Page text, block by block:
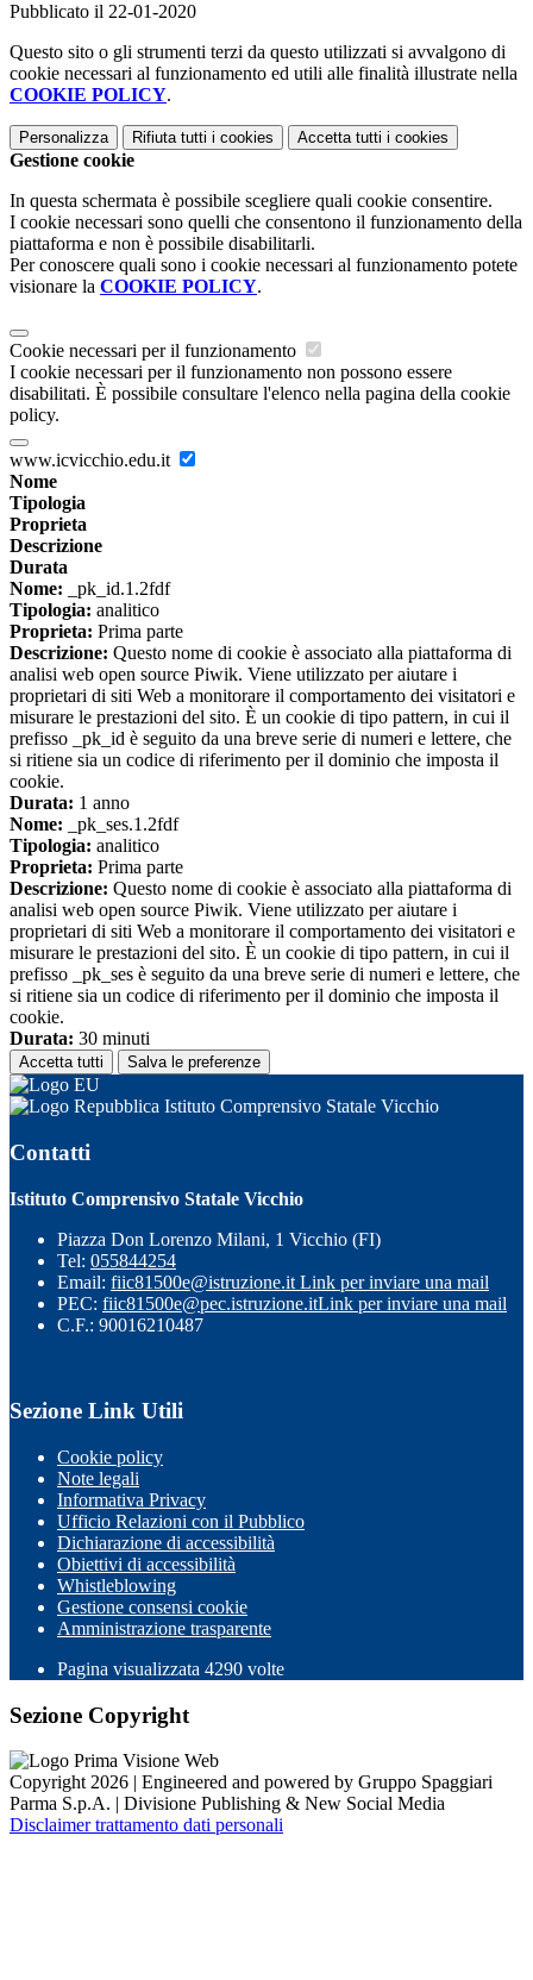
Pubblicato il 22-01-2020
Questo sito o gli strumenti terzi da questo utilizzati si avvalgono di
cookie necessari al funzionamento ed utili alle finalità illustrate nella
COOKIE POLICY.
Personalizza Rifiuta tutti i cookies Accetta tutti i cookies
Gestione cookie
In questa schermata è possibile scegliere quali cookie consentire.
I cookie necessari sono quelli che consentono il funzionamento della
piattaforma e non è possibile disabilitarli.
Per conoscere quali sono i cookie necessari al funzionamento potete
visionare la COOKIE POLICY.
Cookie necessari per il funzionamento
I cookie necessari per il funzionamento non possono essere
disabilitati. È possibile consultare l'elenco nella pagina della cookie
policy.
www.icvicchio.edu.it
Nome
Tipologia
Proprieta
Descrizione
Durata
Nome: _pk_id.1.2fdf
Tipologia: analitico
Proprieta: Prima parte
Descrizione: Questo nome di cookie è associato alla piattaforma di
analisi web open source Piwik. Viene utilizzato per aiutare i
proprietari di siti Web a monitorare il comportamento dei visitatori e
misurare le prestazioni del sito. È un cookie di tipo pattern, in cui il
prefisso _pk_id è seguito da una breve serie di numeri e lettere, che
si ritiene sia un codice di riferimento per il dominio che imposta il
cookie.
Durata: 1 anno
Nome: _pk_ses.1.2fdf
Tipologia: analitico
Proprieta: Prima parte
Descrizione: Questo nome di cookie è associato alla piattaforma di
analisi web open source Piwik. Viene utilizzato per aiutare i
proprietari di siti Web a monitorare il comportamento dei visitatori e
misurare le prestazioni del sito. È un cookie di tipo pattern, in cui il
prefisso _pk_ses è seguito da una breve serie di numeri e lettere, che
si ritiene sia un codice di riferimento per il dominio che imposta il
cookie.
Durata: 30 minuti
Accetta tutti Salva le preferenze
Istituto Comprensivo Statale Vicchio
Contatti
Istituto Comprensivo Statale Vicchio
Piazza Don Lorenzo Milani, 1 Vicchio (FI)
Tel: 055844254
Email: fiic81500e@istruzione.it Link per inviare una mail
PEC: fiic81500e@pec.istruzione.itLink per inviare una mail
C.F.: 90016210487
Sezione Link Utili
Cookie policy
Note legali
Informativa Privacy
Ufficio Relazioni con il Pubblico
Dichiarazione di accessibilità
Obiettivi di accessibilità
Whistleblowing
Gestione consensi cookie
Amministrazione trasparente
Pagina visualizzata 4290 volte
Sezione Copyright
Copyright 2026 | Engineered and powered by Gruppo Spaggiari
Parma S.p.A. | Divisione Publishing & New Social Media
Disclaimer trattamento dati personali